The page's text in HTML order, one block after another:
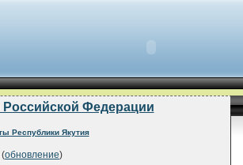
Российской Федерации
Республики Якутия
(обновление)